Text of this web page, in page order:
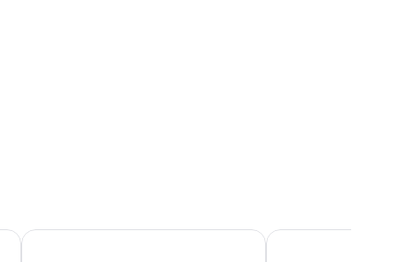
The Fig Tree Shanklin The Birdham Hotel &